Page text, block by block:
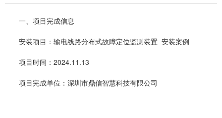
一、项目完成信息
安装项目：输电线路分布式故障定位监测装置 安装案例
项目时间：2024.11.13
项目完成单位：深圳市鼎信智慧科技有限公司